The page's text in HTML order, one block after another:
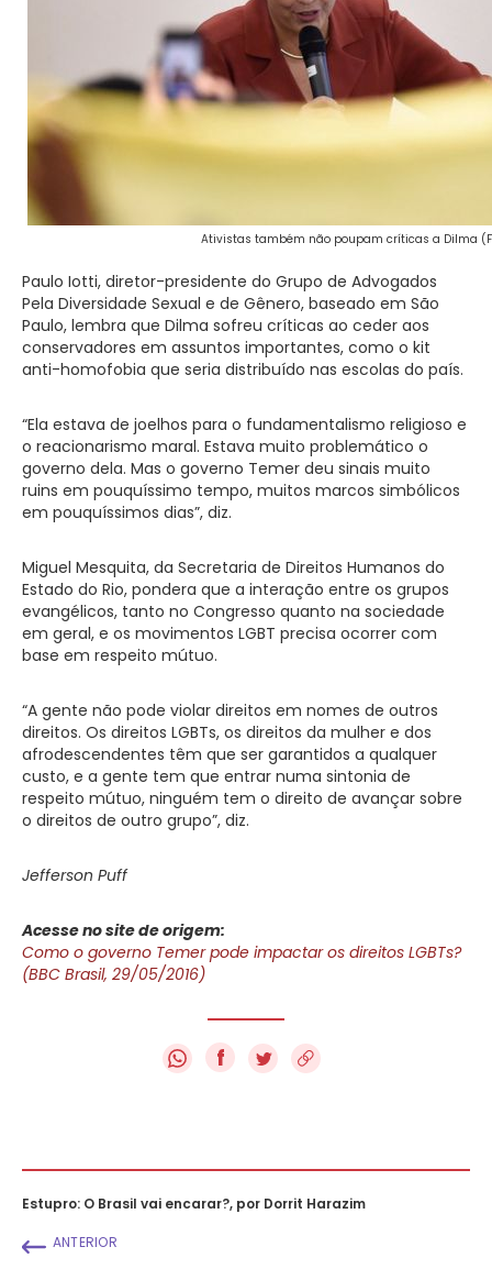
Ativistas também não poupam críticas a Dilma
Paulo Iotti, diretor-presidente do Grupo de Advogados
Pela Diversidade Sexual e de Gênero, baseado em São
Paulo, lembra que Dilma sofreu críticas ao ceder aos
conservadores em assuntos importantes, como o kit
anti-homofobia que seria distribuído nas escolas do país.
“Ela estava de joelhos para o fundamentalismo religioso e
o reacionarismo maral. Estava muito problemático o
governo dela. Mas o governo Temer deu sinais muito
ruins em pouquíssimo tempo, muitos marcos simbólicos
em pouquíssimos dias”, diz.
Miguel Mesquita, da Secretaria de Direitos Humanos do
Estado do Rio, pondera que a interação entre os grupos
evangélicos, tanto no Congresso quanto na sociedade
em geral, e os movimentos LGBT precisa ocorrer com
base em respeito mútuo.
“A gente não pode violar direitos em nomes de outros
direitos. Os direitos LGBTs, os direitos da mulher e dos
afrodescendentes têm que ser garantidos a qualquer
custo, e a gente tem que entrar numa sintonia de
respeito mútuo, ninguém tem o direito de avançar sobre
o direitos de outro grupo”, diz.
Jefferson Puff
Acesse no site de origem:
Como o governo Temer pode impactar os direitos LGBTs?
(BBC Brasil, 29/05/2016)
f
Estupro: O Brasil vai encarar?, por Dorrit Harazim
ANTERIOR